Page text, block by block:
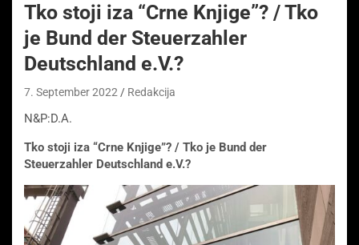
Tko stoji iza “Crne Knjige”? / Tko
je Bund der Steuerzahler
Deutschland e.V.?
7. September 2022 Redakcija
N&P:D.A.
Tko stoji iza “Crne Knjige”? / Tko je Bund der
Steuerzahler Deutschland e.V.?